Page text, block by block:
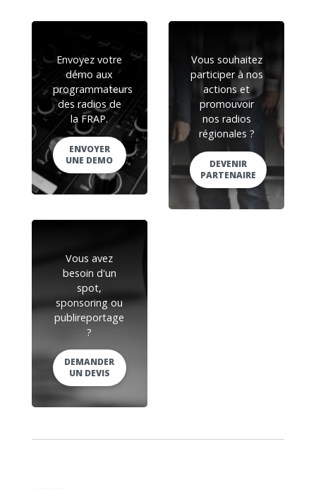
Envoyez votre
démo aux
programmateurs
des radios de
la FRAP.
ENVOYER
UNE DEMO
Vous souhaitez
participer à nos
actions et
promouvoir
nos radios
régionales ?
DEVENIR
PARTENAIRE
Vous avez
besoin d'un
spot,
sponsoring ou
publireportage
?
DEMANDER
UN DEVIS